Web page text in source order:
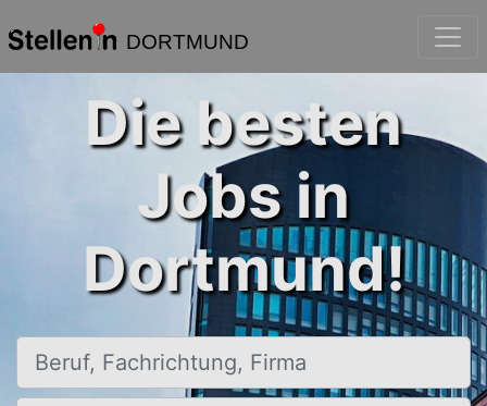
DORTMUND
Die besten
Jobs in
Dortmund!
Beruf, Fachrichtung, Firma